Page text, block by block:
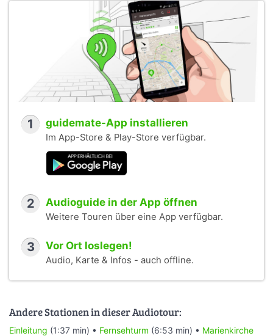
1 guidemate-App installieren
Im App-Store & Play-Store verfügbar.
2 Audioguide in der App öffnen
Weitere Touren über eine App verfügbar.
3 Vor Ort loslegen!
Audio, Karte & Infos - auch offline.
Andere Stationen in dieser Audiotour:
Einleitung (1:37 min) • Fernsehturm (6:53 min) • Marienkirche